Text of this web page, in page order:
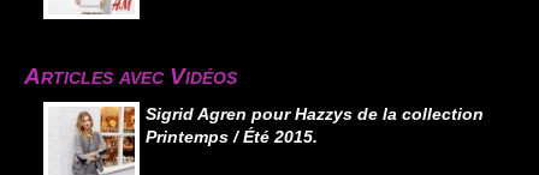
Articles avec Vidéos
Sigrid Agren pour Hazzys de la collection
Printemps / Été 2015.